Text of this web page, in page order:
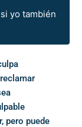
yo también
pero puede